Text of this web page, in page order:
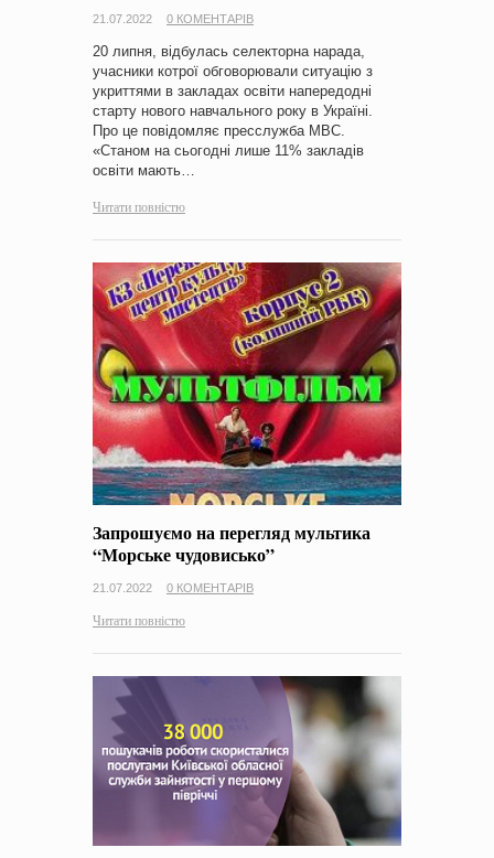
21.07.2022 0 КОМЕНТАРІВ
20 липня, відбулась селекторна нарада,
учасники котрої обговорювали ситуацію з
укриттями в закладах освіти напередодні
старту нового навчального року в Україні.
Про це повідомляє пресслужба МВС.
«Станом на сьогодні лише 11% закладів
освіти мають…
Читати повністю
Запрошуємо на перегляд мультика
“Морське чудовисько”
21.07.2022 0 КОМЕНТАРІВ
Читати повністю